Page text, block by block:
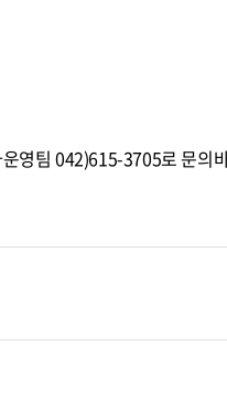
영팀 042)615-3705로 문의